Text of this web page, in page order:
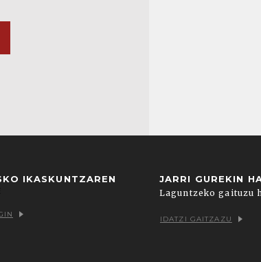
IKASKUNTZAREN
JARRI GUREKIN
Laguntzeko gaituzu
IDATZI GAITZAZU